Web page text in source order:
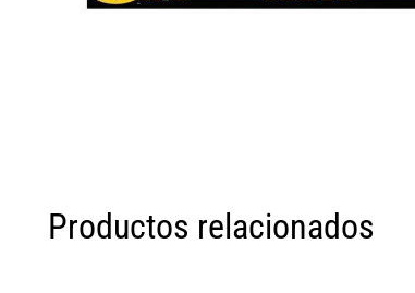
Productos relacionados